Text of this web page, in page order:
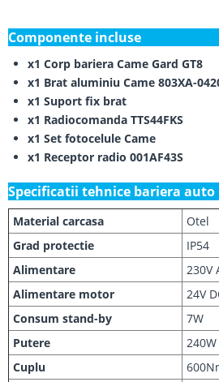
Componente incluse
x1 Corp bariera Came Gard GT8
x1 Brat aluminiu Came 803XA-
x1 Suport fix brat
x1 Radiocomanda TTS44FKS
x1 Set fotocelule Came
x1 Receptor radio 001AF43S
Specificatii tehnice bariera auto
Material carcasa
Otel
Grad protectie
IP54
Alimentare
230V
Alimentare motor
24V
Consum stand-by
7W
Putere
240W
Cuplu